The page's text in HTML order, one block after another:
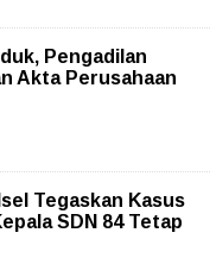
Pengadilan
Akta Perusahaan
Tegaskan Kasus
SDN 84 Tetap